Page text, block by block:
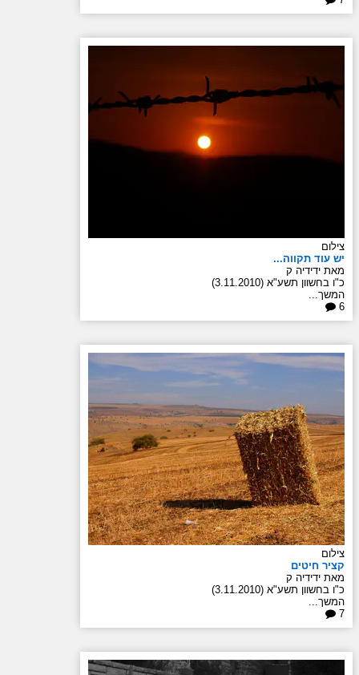
צילום
יש עוד תקווה...
מאת ידידיה ק
כ"ו בחשוון תשע"א (3.11.2010)
המשך...
6
צילום
קציר חיטים
מאת ידידיה ק
כ"ו בחשוון תשע"א (3.11.2010)
המשך...
7